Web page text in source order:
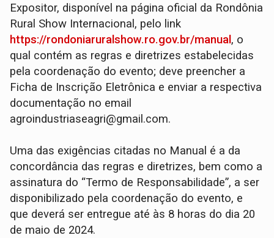
Expositor, disponível na página oficial da Rondônia
Rural Show Internacional, pelo link
https://rondoniaruralshow.ro.gov.br/manual , o
qual contém as regras e diretrizes estabelecidas
pela coordenação do evento; deve preencher a
Ficha de Inscrição Eletrônica e enviar a respectiva
documentação no email
agroindustriaseagri@gmail.com.
Uma das exigências citadas no Manual é a da
concordância das regras e diretrizes, bem como a
assinatura do “Termo de Responsabilidade”, a ser
disponibilizado pela coordenação do evento, e
que deverá ser entregue até às 8 horas do dia 20
de maio de 2024.